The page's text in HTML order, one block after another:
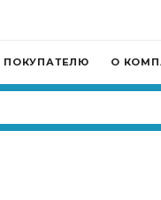
ПОКУПАТЕЛЮ О